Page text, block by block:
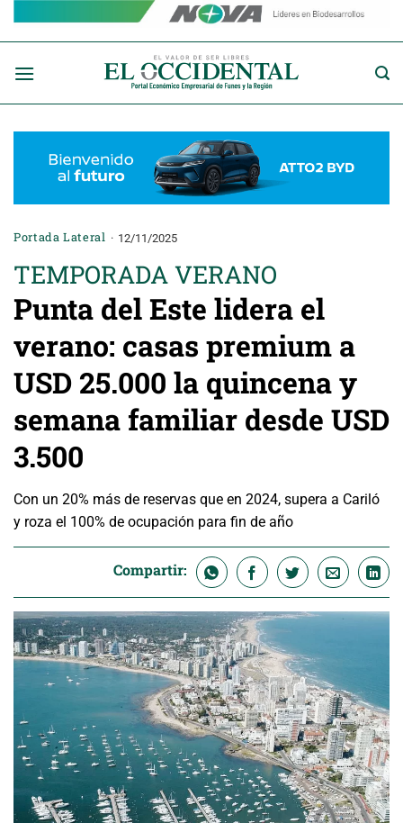
Portada Lateral 12/11/2025
TEMPORADA VERANO
Punta del Este lidera el
verano: casas premium a
USD 25.000 la quincena y
semana familiar desde USD
3.500
Con un 20% más de reservas que en 2024, supera a Cariló
y roza el 100% de ocupación para fin de año
Compartir: